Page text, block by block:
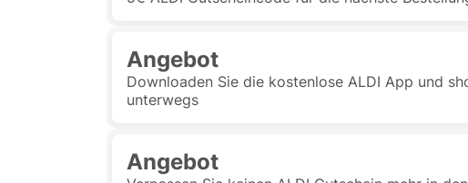
Angebot
Downloaden Sie die kostenlose ALDI App und
unterwegs
Angebot